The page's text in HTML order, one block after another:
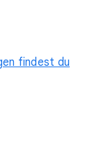
findest du